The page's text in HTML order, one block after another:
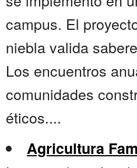
campus. El
niebla valida
Los encuentros
comunidades
éticos....
Agricultura